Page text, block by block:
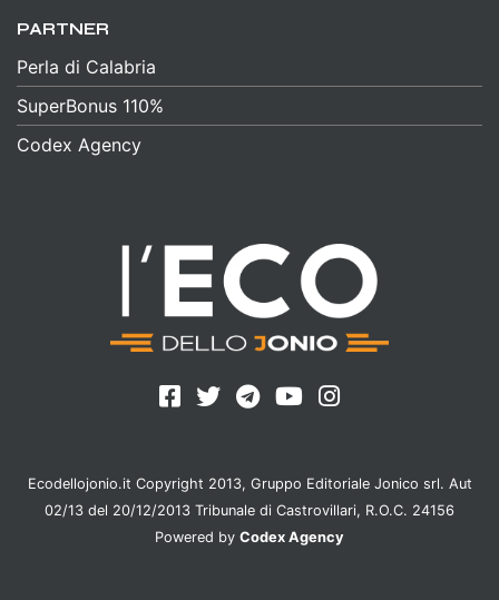
PARTNER
Perla di Calabria
SuperBonus 110%
Codex Agency
Ecodellojonio.it Copyright 2013, Gruppo Editoriale Jonico srl. Aut
02/13 del 20/12/2013 Tribunale di Castrovillari, R.O.C. 24156
Powered by Codex Agency